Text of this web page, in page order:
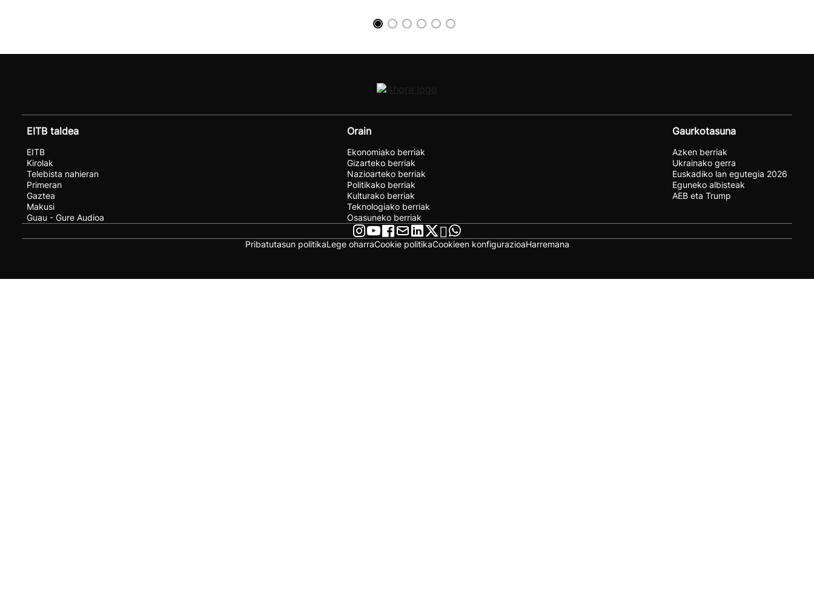
EITB taldea
EITB
Kirolak
Telebista nahieran
Primeran
Gaztea
Makusi
Guau - Gure Audioa
Orain
Ekonomiako berriak
Gizarteko berriak
Nazioarteko berriak
Politikako berriak
Kulturako berriak
Teknologiako berriak
Osasuneko berriak
Gaurkotasuna
Azken berriak
Ukrainako gerra
Euskadiko lan egutegia 2026
Eguneko albisteak
AEB eta Trump
Pribatutasun politikaLege oharraCookie politikaCookieen konfigurazioaHarremana